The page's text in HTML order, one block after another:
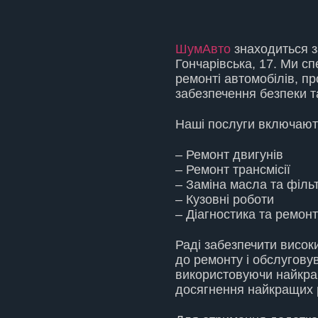
ШумАвтознаходиться
Гончарівська, 17. Ми
ремонті автомобілів,
забезпечення безпеки
Наші послуги
– Ремонт двигунів
– Ремонт трансмісії
– Заміна масла та
– Кузовнi роботи
– Діагностика та
Раді забезпечити
до ремонту і
використовуючи
досягнення найкращих